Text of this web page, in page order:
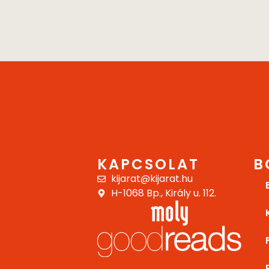
KAPCSOLAT
kijarat@kijarat.hu
H-1068 Bp., Király u. 112.